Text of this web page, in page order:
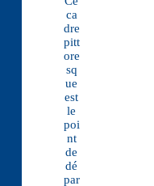
ca
dre
pitt
ore
sq
ue
est
le
poi
nt
de
dé
par